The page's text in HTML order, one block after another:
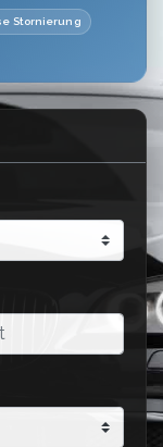
Stornierung